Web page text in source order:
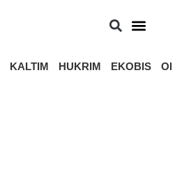
KALTIM HUKRIM EKOBIS